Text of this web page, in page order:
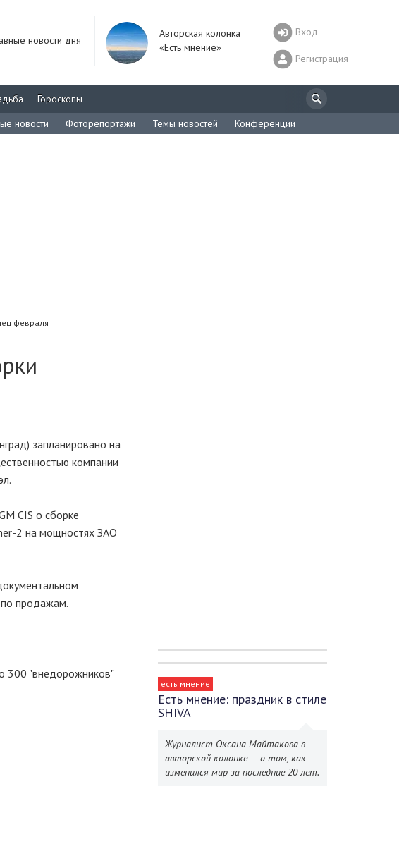
новости дня
Авторская колонка
«Есть мнение»
Вход
Регистрация
Гороскопы
новости Фоторепортажи Темы новостей Конференции
февраля
запланировано на
компании
CIS о сборке
2 на мощностях ЗАО
по продажам.
300 "внедорожников"
есть мнение
Есть мнение: праздник в стиле
SHIVA
Журналист Оксана Майтакова в
авторской колонке — о том, как
изменился мир за последние 20 лет.